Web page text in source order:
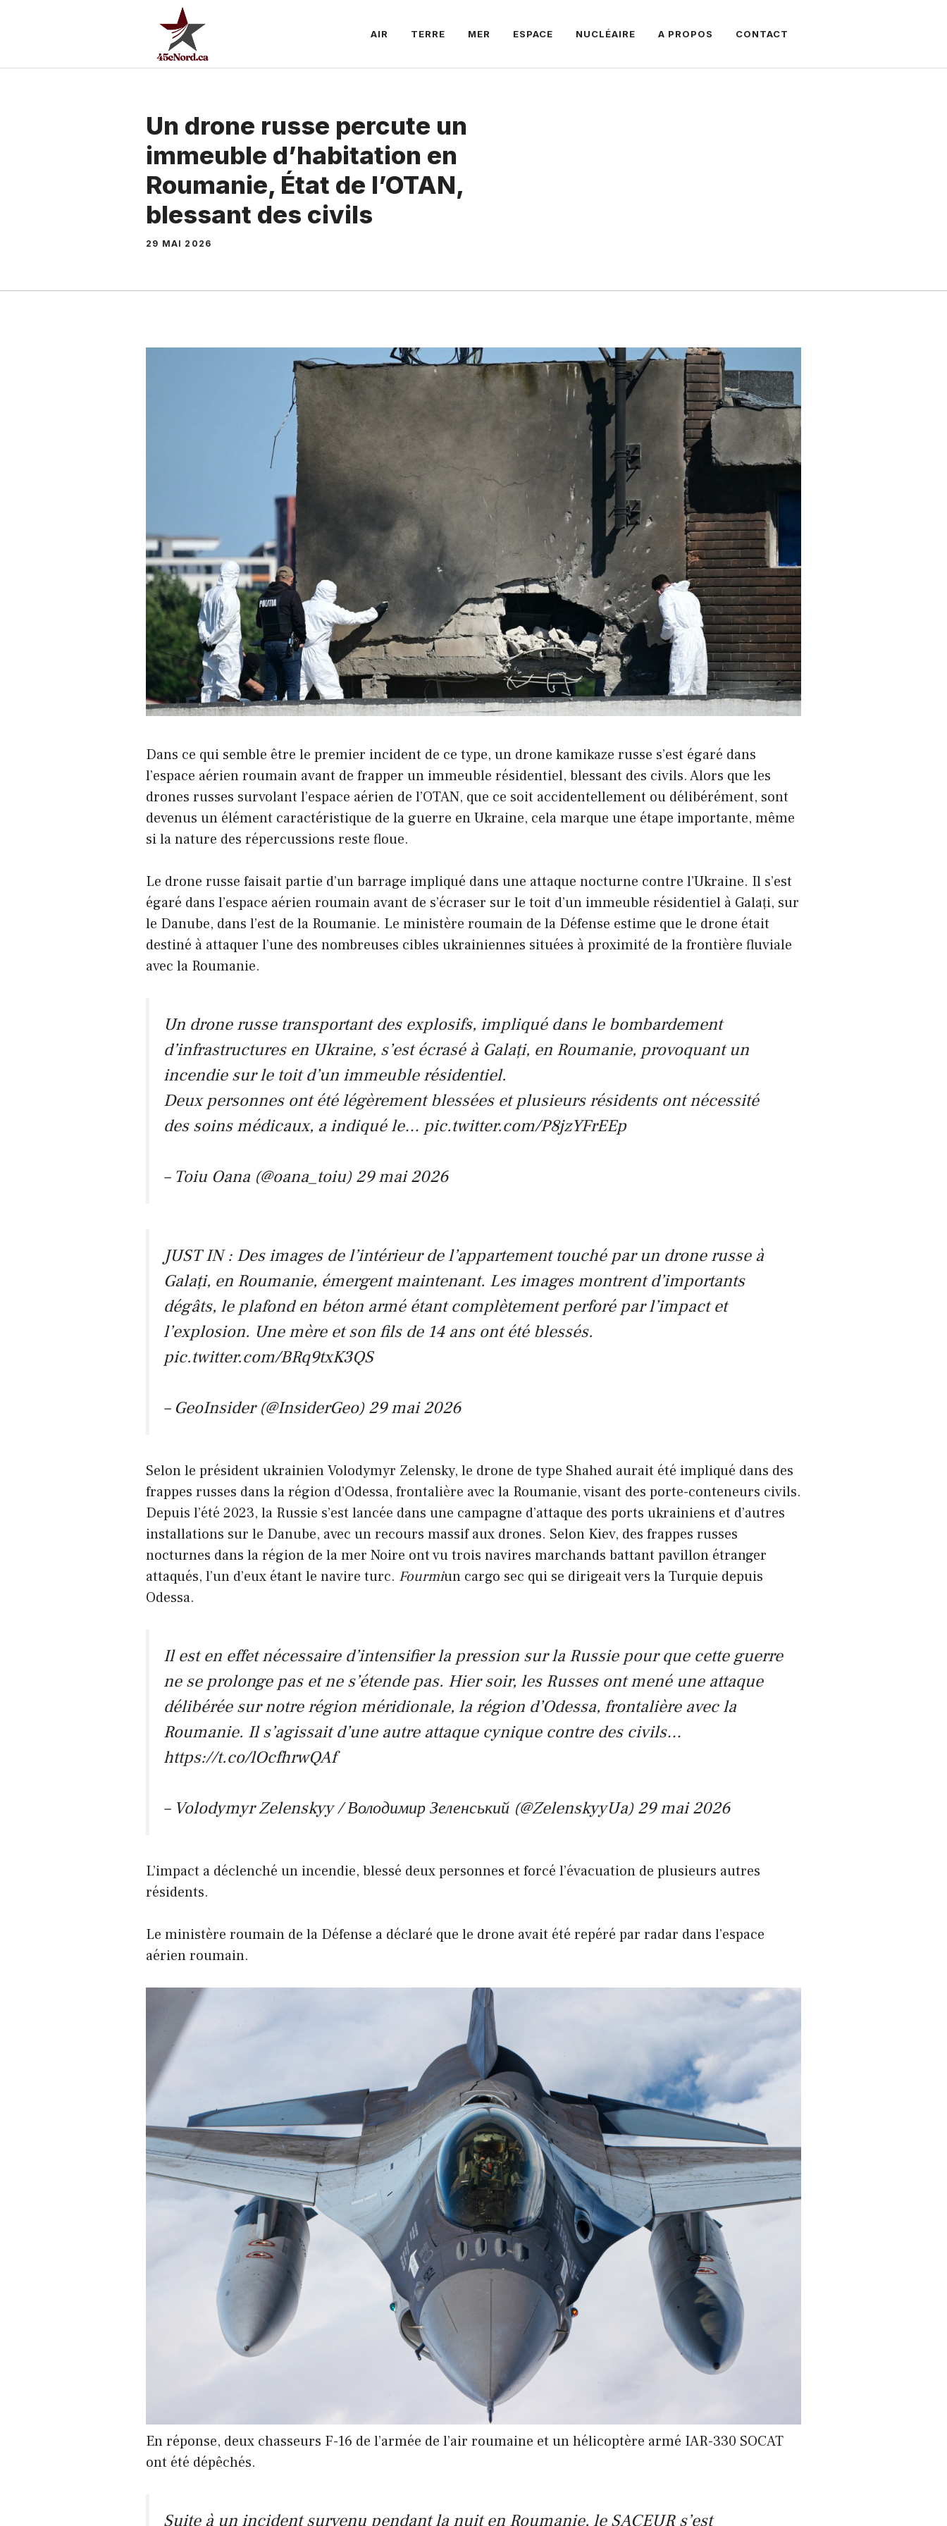
AIR TERRE MER ESPACE NUCLÉAIRE A PROPOS CONTACT
Un drone russe percute un
immeuble d’habitation en
Roumanie, État de l’OTAN,
blessant des civils
29 MAI 2026
Dans ce qui semble être le premier incident de ce type, un drone kamikaze russe s’est égaré dans
l’espace aérien roumain avant de frapper un immeuble résidentiel, blessant des civils. Alors que les
drones russes survolant l’espace aérien de l’OTAN, que ce soit accidentellement ou délibérément, sont
devenus un élément caractéristique de la guerre en Ukraine, cela marque une étape importante, même
si la nature des répercussions reste floue.
Le drone russe faisait partie d’un barrage impliqué dans une attaque nocturne contre l’Ukraine. Il s’est
égaré dans l’espace aérien roumain avant de s’écraser sur le toit d’un immeuble résidentiel à Galați, sur
le Danube, dans l’est de la Roumanie. Le ministère roumain de la Défense estime que le drone était
destiné à attaquer l’une des nombreuses cibles ukrainiennes situées à proximité de la frontière fluviale
avec la Roumanie.
Un drone russe transportant des explosifs, impliqué dans le bombardement
d’infrastructures en Ukraine, s’est écrasé à Galați, en Roumanie, provoquant un
incendie sur le toit d’un immeuble résidentiel.
Deux personnes ont été légèrement blessées et plusieurs résidents ont nécessité
des soins médicaux, a indiqué le… pic.twitter.com/P8jzYFrEEp
– Toiu Oana (@oana_toiu) 29 mai 2026
JUST IN : Des images de l’intérieur de l’appartement touché par un drone russe à
Galați, en Roumanie, émergent maintenant. Les images montrent d’importants
dégâts, le plafond en béton armé étant complètement perforé par l’impact et
l’explosion. Une mère et son fils de 14 ans ont été blessés.
pic.twitter.com/BRq9txK3QS
– GeoInsider (@InsiderGeo) 29 mai 2026
Selon le président ukrainien Volodymyr Zelensky, le drone de type Shahed aurait été impliqué dans des
frappes russes dans la région d’Odessa, frontalière avec la Roumanie, visant des porte-conteneurs civils.
Depuis l’été 2023, la Russie s’est lancée dans une campagne d’attaque des ports ukrainiens et d’autres
installations sur le Danube, avec un recours massif aux drones. Selon Kiev, des frappes russes
nocturnes dans la région de la mer Noire ont vu trois navires marchands battant pavillon étranger
attaqués, l’un d’eux étant le navire turc. Fourmiun cargo sec qui se dirigeait vers la Turquie depuis
Odessa.
Il est en effet nécessaire d’intensifier la pression sur la Russie pour que cette guerre
ne se prolonge pas et ne s’étende pas. Hier soir, les Russes ont mené une attaque
délibérée sur notre région méridionale, la région d’Odessa, frontalière avec la
Roumanie. Il s’agissait d’une autre attaque cynique contre des civils…
https://t.co/lOcfhrwQAf
– Volodymyr Zelenskyy / Володимир Зеленський (@ZelenskyyUa) 29 mai 2026
L’impact a déclenché un incendie, blessé deux personnes et forcé l’évacuation de plusieurs autres
résidents.
Le ministère roumain de la Défense a déclaré que le drone avait été repéré par radar dans l’espace
aérien roumain.
En réponse, deux chasseurs F-16 de l’armée de l’air roumaine et un hélicoptère armé IAR-330 SOCAT
ont été dépêchés.
Suite à un incident survenu pendant la nuit en Roumanie, le SACEUR s’est